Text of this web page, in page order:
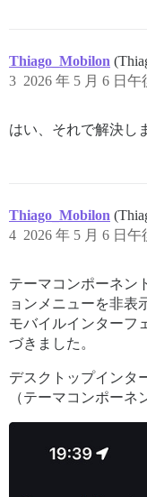
Thiago_Mobilon
2026 年 5 月 6 日午
3
はい、それで解決し
Thiago_Mobilon
2026 年 5 月 6 日午
4
テーマコンポーネン
ョンメニューを非表
モバイルインターフ
づきました。
デスクトップインタ
（テーマコンポーネ